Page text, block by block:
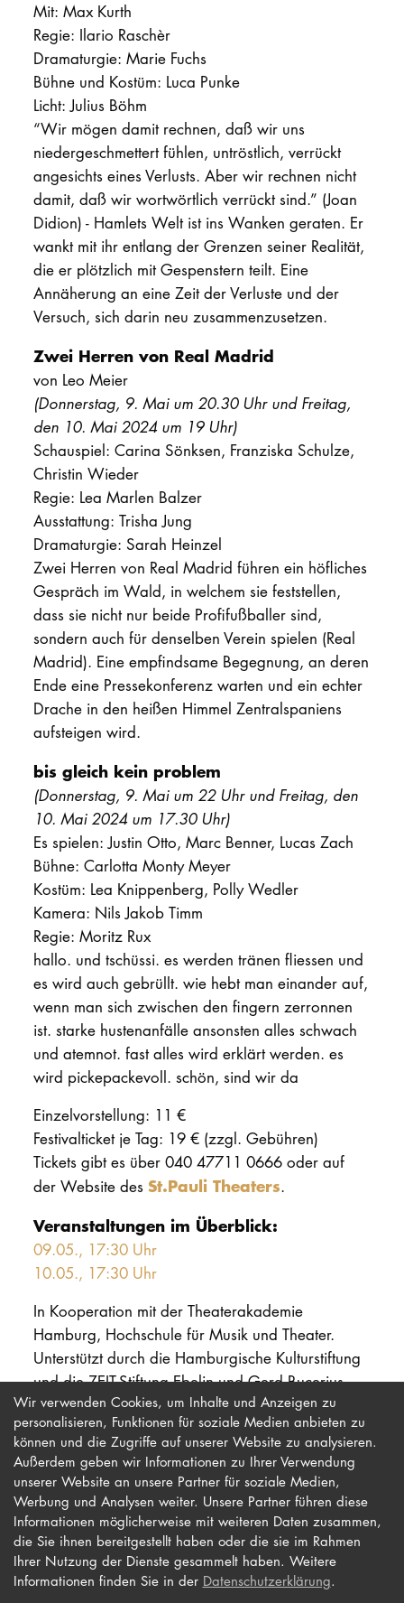
Mit: Max Kurth
Regie: Ilario Raschèr
Dramaturgie: Marie Fuchs
Bühne und Kostüm: Luca Punke
Licht: Julius Böhm
“Wir mögen damit rechnen, daß wir uns
niedergeschmettert fühlen, untröstlich, verrückt
angesichts eines Verlusts. Aber wir rechnen nicht
damit, daß wir wortwörtlich verrückt sind.” (Joan
Didion) - Hamlets Welt ist ins Wanken geraten. Er
wankt mit ihr entlang der Grenzen seiner Realität,
die er plötzlich mit Gespenstern teilt. Eine
Annäherung an eine Zeit der Verluste und der
Versuch, sich darin neu zusammenzusetzen.
Zwei Herren von Real Madrid
von Leo Meier
(Donnerstag, 9. Mai um 20.30 Uhr und Freitag,
den 10. Mai 2024 um 19 Uhr)
Schauspiel: Carina Sönksen, Franziska Schulze,
Christin Wieder
Regie: Lea Marlen Balzer
Ausstattung: Trisha Jung
Dramaturgie: Sarah Heinzel
Zwei Herren von Real Madrid führen ein höfliches
Gespräch im Wald, in welchem sie feststellen,
dass sie nicht nur beide Profifußballer sind,
sondern auch für denselben Verein spielen (Real
Madrid). Eine empfindsame Begegnung, an deren
Ende eine Pressekonferenz warten und ein echter
Drache in den heißen Himmel Zentralspaniens
aufsteigen wird.
bis gleich kein problem
(Donnerstag, 9. Mai um 22 Uhr und Freitag, den
10. Mai 2024 um 17.30 Uhr)
Es spielen: Justin Otto, Marc Benner, Lucas Zach
Bühne: Carlotta Monty Meyer
Kostüm: Lea Knippenberg, Polly Wedler
Kamera: Nils Jakob Timm
Regie: Moritz Rux
hallo. und tschüssi. es werden tränen fliessen und
es wird auch gebrüllt. wie hebt man einander auf,
wenn man sich zwischen den fingern zerronnen
ist. starke hustenanfälle ansonsten alles schwach
und atemnot. fast alles wird erklärt werden. es
wird pickepackevoll. schön, sind wir da
Einzelvorstellung: 11 €
Festivalticket je Tag: 19 € (zzgl. Gebühren)
Tickets gibt es über 040 47711 0666 oder auf
der Website des St.Pauli Theaters.
Veranstaltungen im Überblick:
09.05., 17:30 Uhr
10.05., 17:30 Uhr
In Kooperation mit der Theaterakademie
Hamburg, Hochschule für Musik und Theater.
Unterstützt durch die Hamburgische Kulturstiftung
und die ZEIT-Stiftung Ebelin und Gerd Bucerius.
Impressum
Datenschutz
Kontakt
Newsletter
Barrierefreiheit
Wir verwenden Cookies, um Inhalte und Anzeigen zu
personalisieren, Funktionen für soziale Medien anbieten zu
können und die Zugriffe auf unserer Website zu analysieren.
Außerdem geben wir Informationen zu Ihrer Verwendung
unserer Website an unsere Partner für soziale Medien,
Werbung und Analysen weiter. Unsere Partner führen diese
Informationen möglicherweise mit weiteren Daten zusammen,
die Sie ihnen bereitgestellt haben oder die sie im Rahmen
Ihrer Nutzung der Dienste gesammelt haben. Weitere
Informationen finden Sie in der Datenschutzerklärung.